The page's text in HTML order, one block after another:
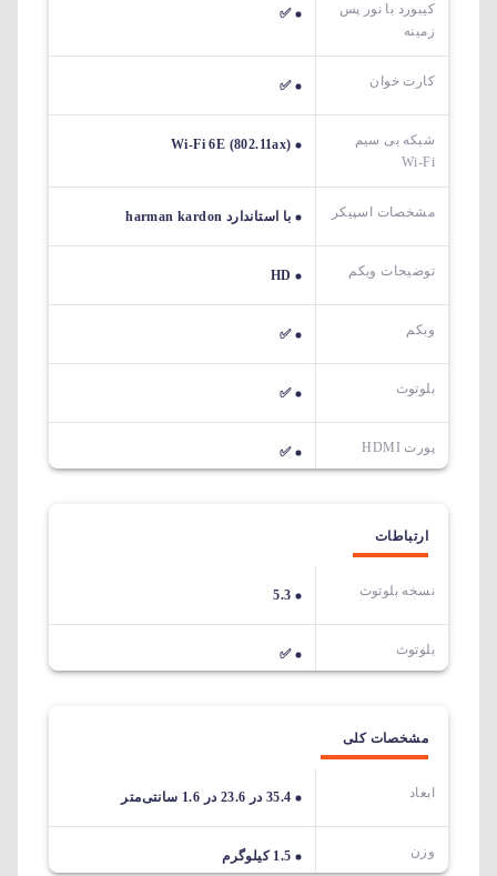
کیبورد با نور پس
زمینه
✅
کارت خوان ✅
شبکه بی سیم
Wi-Fi
Wi-Fi 6E (802.11ax)
مشخصات اسپیکر با استاندارد harman kardon
توضیحات وبکم HD
وبکم ✅
بلوتوث ✅
پورت HDMI ✅
ارتباطات
نسخه بلوتوث 5.3
بلوتوث ✅
مشخصات کلی
ابعاد 35.4 در 23.6 در 1.6 سانتی‌متر
وزن 1.5 کیلوگرم